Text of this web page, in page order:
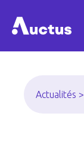
Actualités >